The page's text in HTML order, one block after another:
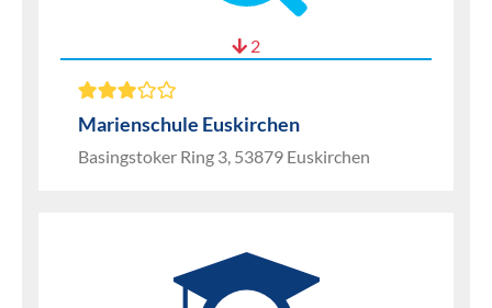
2
Marienschule Euskirchen
Basingstoker Ring 3, 53879 Euskirchen